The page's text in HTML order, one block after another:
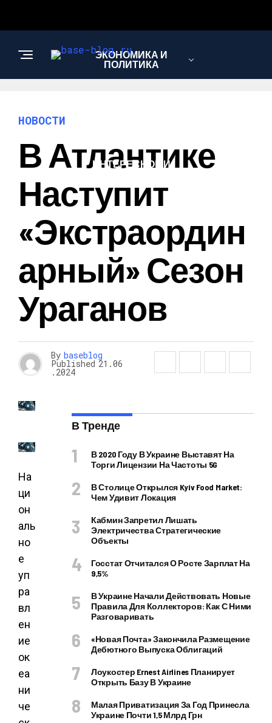
ЭКОНОМИКА И
ПОЛИТИКА
ИНТЕРЕСНОЕ И
НОВОСТИ
В Атлантике
Наступит
«экстраордин
Арный» Сезон
Ураганов
By baseblog
Published 21.06
.2024
На
ци
он
аль
но
е
уп
ра
вл
ен
ие
ок
еа
ни
че
В Тренде
В 2020 Году В Украине Выставят На
Торги Лицензии На Частоты 5G
В Столице Открылся Kyiv Food Market:
Чем Удивит Локация
Кабмин Запретил Лишать
Электричества Стратегические
Объекты
Госстат Отчитался О Росте Зарплат На
9,5%
В Украине Начали Действовать Новые
Правила Для Коллекторов: Как С Ними
Разговаривать
«Новая Почта» Закончила Размещение
Дебютного Выпуска Облигаций
Лоукостер Ernest Airlines Планирует
Открыть Базу В Украине
Малая Приватизация За Год Принесла
Украине Почти 1,5 Млрд Грн